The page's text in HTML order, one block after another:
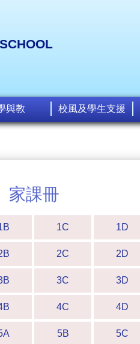
與教 校風及學生支援
家課冊
1C 1D
2C 2D
3C 3D
4C 4D
5B 5C